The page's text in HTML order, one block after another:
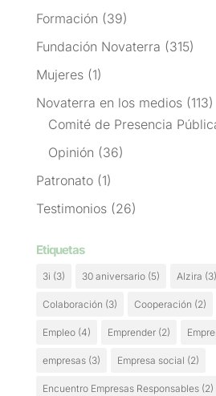
Formación (39)
Fundación Novaterra (315)
Mujeres(1)
Novaterra en los medios(113)
Comité de Presencia
Opinión (36)
Patronato(1)
Testimonios(26)
Etiquetas
3i (3) 30 aniversario(5) Alzira (3)
Colaboración (3) Cooperación (2)
Empleo(4) Emprender(2)
empresas(3) Empresa social (2)
Encuentro Empresas Responsables(2)